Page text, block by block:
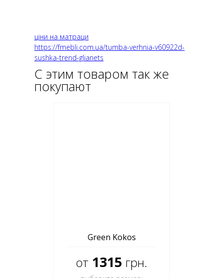
ціни на матраци
https://fmebli.com.ua/tumba-verhnia-v60922d-
sushka-trend-glianets
С этим товаром так же
покупают
Green Kokos
от 1315 грн.